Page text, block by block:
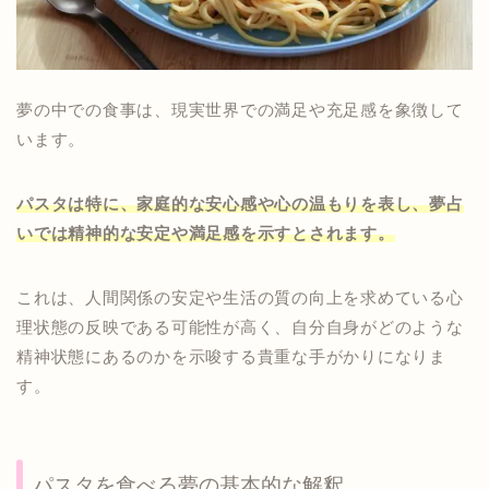
夢の中での食事は、現実世界での満足や充足感を象徴して
います。
パスタは特に、家庭的な安心感や心の温もりを表し、夢占
いでは精神的な安定や満足感を示すとされます。
これは、人間関係の安定や生活の質の向上を求めている心
理状態の反映である可能性が高く、自分自身がどのような
精神状態にあるのかを示唆する貴重な手がかりになりま
す。